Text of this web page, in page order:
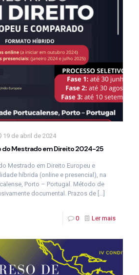
19 de abril de 2024
do Mestrado em Direito 2024-25
Mestrado em Direito Europeu e
híbrida (online e presencial), na
Porto – Portugal. Método de
documental. Prazos de […]
0 Ler mais